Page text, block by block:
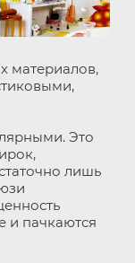
материалов,
Это
лишь
и пачкаются